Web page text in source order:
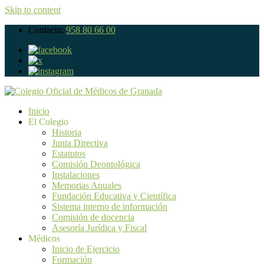
Skip to content
Contacta: 958 80 66 00
Inicio
El Colegio
Historia
Junta Directiva
Estatutos
Comisión Deontológica
Instalaciones
Memorias Anuales
Fundación Educativa y Científica
Sistema interno de información
Comisión de docencia
Asesoría Jurídica y Fiscal
Médicos
Inicio de Ejercicio
Formación